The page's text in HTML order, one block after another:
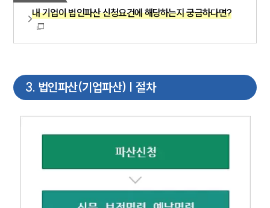
내 기업이 법인파산 신청요건에 해당하는지 궁금하다면?
3. 법인파산(기업파산) | 절차